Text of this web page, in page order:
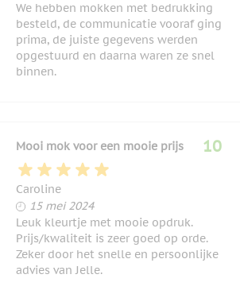
We hebben mokken met bedrukking
besteld, de communicatie vooraf ging
prima, de juiste gegevens werden
opgestuurd en daarna waren ze snel
binnen.
Mooi mok voor een mooie prijs
Caroline
15 mei 2024
15 mei 2024
10
Leuk kleurtje met mooie opdruk.
Prijs/kwaliteit is zeer goed op orde.
Zeker door het snelle en persoonlijke
advies van Jelle.